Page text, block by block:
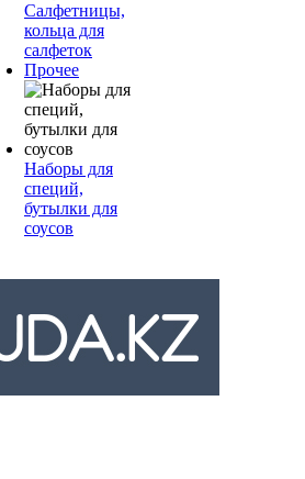
Салфетницы,
кольца для
салфеток
Прочее
Наборы для
специй,
бутылки для
соусов